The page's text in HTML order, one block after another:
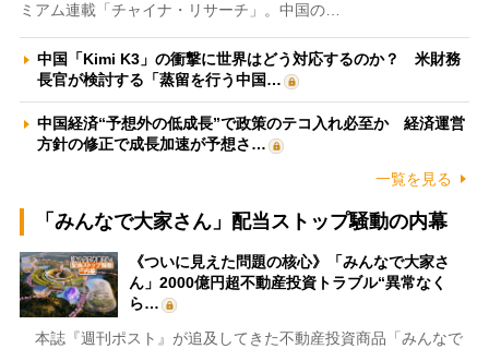
ミアム連載「チャイナ・リサーチ」。中国の…
中国「Kimi K3」の衝撃に世界はどう対応するのか？ 米財務
長官が検討する「蒸留を行う中国…
中国経済“予想外の低成長”で政策のテコ入れ必至か 経済運営
方針の修正で成長加速が予想さ…
一覧を見る
「みんなで大家さん」配当ストップ騒動の内幕
《ついに見えた問題の核心》「みんなで大家さ
ん」2000億円超不動産投資トラブル“異常なく
ら…
本誌『週刊ポスト』が追及してきた不動産投資商品「みんなで